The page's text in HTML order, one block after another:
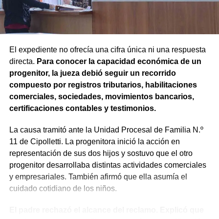
las partes decide no continuar con la acción.
Agregó que el Código Procesal Civil y Comercial autoriza
esa posibilidad siempre que, si la demanda ya fue
trasladada, la otra parte haya sido notificada.
Como en este caso ese traslado aún no se había
concretado, la jueza entendió que estaban cumplidos
todos los requisitos legales para admitir el desistimiento y
declarar extinguido el proceso.
«En virtud de ello entiendo que se encuentran
configurados los recaudos previstos en el artículo 278,
para que opere el desistimiento del proceso por voluntad
de la parte», explicó. Además, se estableció que las
actuaciones permanezcan archivadas en formato digital,
conforme a la normativa vigente del Poder Judicial de Río
El expediente no ofrecía una cifra única ni una respuesta
directa. Para conocer la capacidad económica de un
progenitor, la jueza debió seguir un recorrido
compuesto por registros tributarios, habilitaciones
comerciales, sociedades, movimientos bancarios,
certificaciones contables y testimonios.
La causa tramitó ante la Unidad Procesal de Familia N.º
11 de Cipolletti. La progenitora inició la acción en
representación de sus dos hijos y sostuvo que el otro
progenitor desarrollaba distintas actividades comerciales
y empresariales. También afirmó que ella asumía el
cuidado cotidiano de los niños.